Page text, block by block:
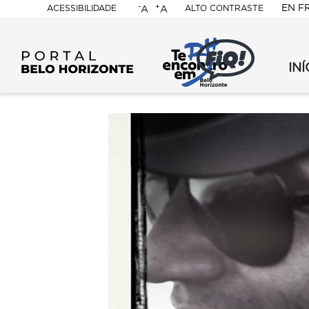
ACESSIBILIDADE
BELO
-A +A ALTO CONTRASTE EN
-
-
FIQ